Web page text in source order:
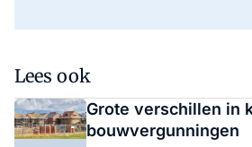
Lees ook
Grote verschillen in
bouwvergunningen